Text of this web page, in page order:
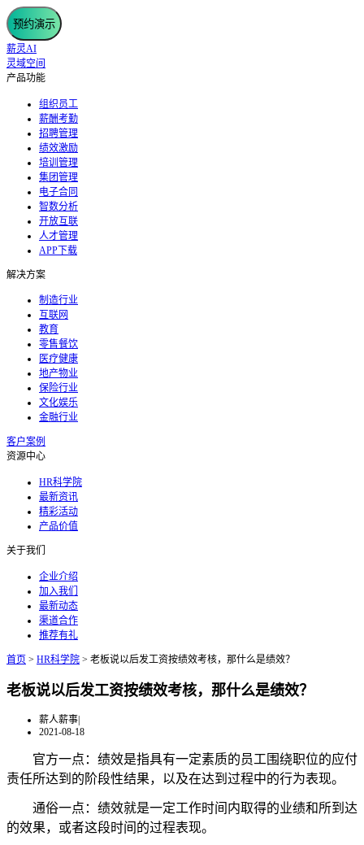
预约演示
薪灵AI
灵域空间
产品功能
组织员工
薪酬考勤
招聘管理
绩效激励
培训管理
集团管理
电子合同
智数分析
开放互联
人才管理
APP下载
解决方案
制造行业
互联网
教育
零售餐饮
医疗健康
地产物业
保险行业
文化娱乐
金融行业
客户案例
资源中心
HR科学院
最新资讯
精彩活动
产品价值
关于我们
企业介绍
加入我们
最新动态
渠道合作
推荐有礼
首页 > HR科学院 > 老板说以后发工资按绩效考核，那什么是绩效？
老板说以后发工资按绩效考核，那什么是绩效？
薪人薪事|
2021-08-18
官方一点：绩效是指具有一定素质的员工围绕职位的应付
责任所达到的阶段性结果，以及在达到过程中的行为表现。
通俗一点：绩效就是一定工作时间内取得的业绩和所到达
的效果，或者这段时间的过程表现。